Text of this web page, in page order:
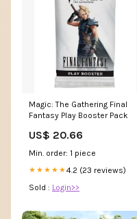
Magic: The Gathering Final
Fantasy Play Booster Pack
US$ 20.66
Min. order: 1 piece
★★★★★4.2 (23 reviews)
Sold : Login>>